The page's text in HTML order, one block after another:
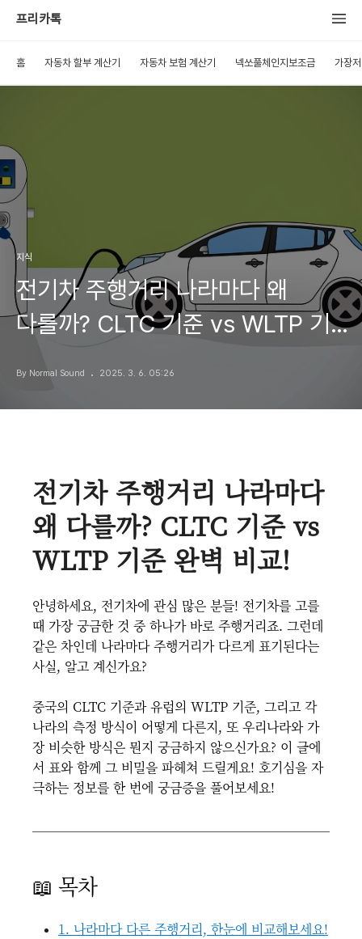
프리카톡
홈 자동차 할부 계산기 자동차 보험 계산기 넥쏘풀체인지보조금 가장
지식
전기차 주행거리 나라마다 왜
다를까? CLTC 기준 vs WLTP 기준
By Normal Sound 2025. 3. 6. 05:26
전기차 주행거리 나라마다
왜 다를까? CLTC 기준 vs
WLTP 기준 완벽 비교!
안녕하세요, 전기차에 관심 많은 분들! 전기차를 고를
때 가장 궁금한 것 중 하나가 바로 주행거리죠. 그런데
같은 차인데 나라마다 주행거리가 다르게 표기된다는
사실, 알고 계신가요?
중국의 CLTC 기준과 유럽의 WLTP 기준, 그리고 각
나라의 측정 방식이 어떻게 다른지, 또 우리나라와 가
장 비슷한 방식은 뭔지 궁금하지 않으신가요? 이 글에
서 표와 함께 그 비밀을 파헤쳐 드릴게요! 호기심을 자
극하는 정보를 한 번에 궁금증을 풀어보세요!
📖 목차
1. 나라마다 다른 주행거리, 한눈에 비교해보세요!